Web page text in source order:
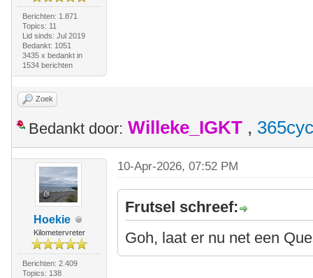
Berichten: 1.871
Topics: 11
Lid sinds: Jul 2019
Bedankt: 1051
3435 x bedankt in
1534 berichten
Zoek
Bedankt door: Willeke_IGKT ,
Hoekie
Kilometervreter
Berichten: 2.409
Topics: 138
10-Apr-2026, 07:52 PM
Frutsel schreef:
Goh, laat er nu net een